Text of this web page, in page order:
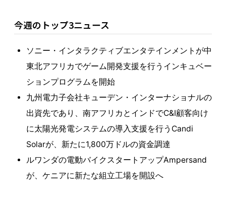
今週のトップ3ニュース
ソニー・インタラクティブエンタテインメントが中
東北アフリカでゲーム開発支援を行うインキュベー
ションプログラムを開始
九州電力子会社キューデン・インターナショナルの
出資先であり、南アフリカとインドでC&I顧客向け
に太陽光発電システムの導入支援を行うCandi
Solarが、新たに1,800万ドルの資金調達
ルワンダの電動バイクスタートアップAmpersand
が、ケニアに新たな組立工場を開設へ